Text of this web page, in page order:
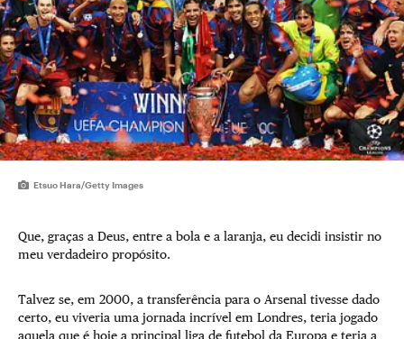
Etsuo Hara/Getty Images
Que, graças a Deus, entre a bola e a laranja, eu decidi insistir no
meu verdadeiro propósito.
Talvez se, em 2000, a transferência para o Arsenal tivesse dado
certo, eu viveria uma jornada incrível em Londres, teria jogado
aquela que é hoje a principal liga de futebol da Europa e teria a